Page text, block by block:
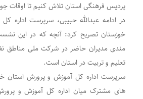
پردیس فرهنگی استان تلاش کنیم تا اوقات
در ادامه عبدالله حبیبی، سرپرست اداره
خوزستان تصریح کرد: آنچه که در این
مندی مدیران حاضر در شرکت ملی مناطق
تعلیم و تربیت در استان است.
سرپرست اداره کل آموزش و پرورش استان
های مشترک میان اداره کل آموزش و